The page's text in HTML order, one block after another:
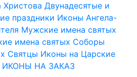
Христова Двунадесятые и
праздники Иконы Ангела-
Мужские имена святых
имена святых Соборы
Святцы Иконы на Царские
ИКОНЫ НА ЗАКАЗ